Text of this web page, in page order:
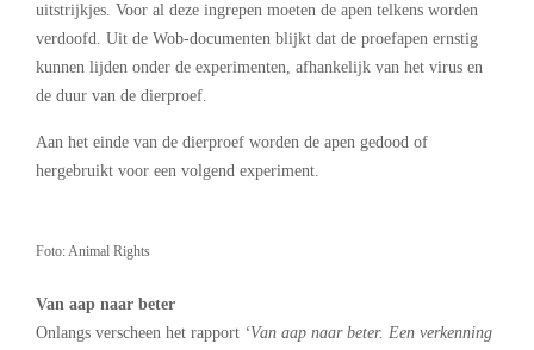
uitstrijkjes. Voor al deze ingrepen moeten de apen telkens worden
verdoofd. Uit de Wob-documenten blijkt dat de proefapen ernstig
kunnen lijden onder de experimenten, afhankelijk van het virus en
de duur van de dierproef.
Aan het einde van de dierproef worden de apen gedood of
hergebruikt voor een volgend experiment.
Foto: Animal Rights
Van aap naar beter
Onlangs verscheen het rapport ‘Van aap naar beter. Een verkenning